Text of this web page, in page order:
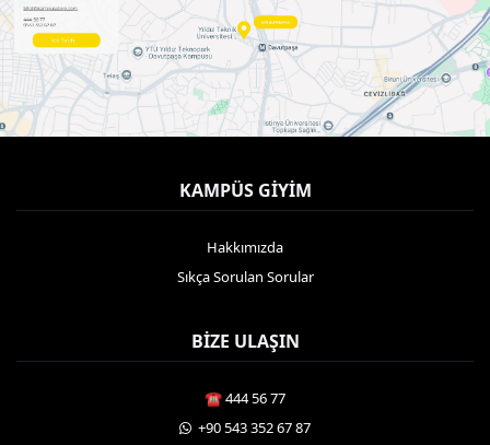
KAMPÜS GIYIM
Hakkımızda
Sıkça Sorulan Sorular
BIZE ULAŞIN
☎️ 444 56 77
️ +90 543 352 67 87